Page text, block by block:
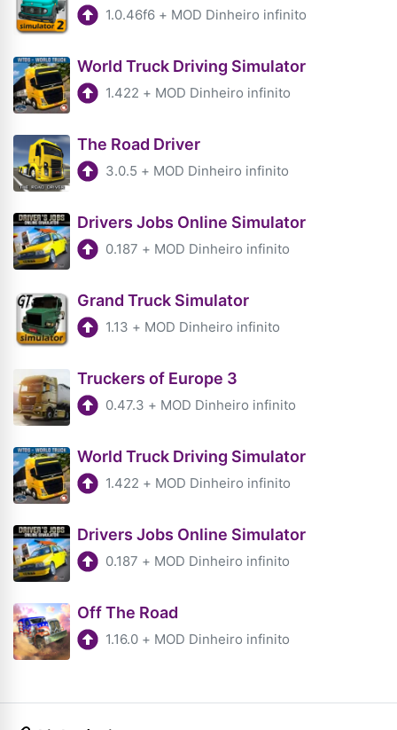
1.0.46f6 + MOD Dinheiro infinito
World Truck Driving Simulator
1.422 + MOD Dinheiro infinito
The Road Driver
3.0.5 + MOD Dinheiro infinito
Drivers Jobs Online Simulator
0.187 + MOD Dinheiro infinito
Grand Truck Simulator
1.13 + MOD Dinheiro infinito
Truckers of Europe 3
0.47.3 + MOD Dinheiro infinito
World Truck Driving Simulator
1.422 + MOD Dinheiro infinito
Drivers Jobs Online Simulator
0.187 + MOD Dinheiro infinito
Off The Road
1.16.0 + MOD Dinheiro infinito